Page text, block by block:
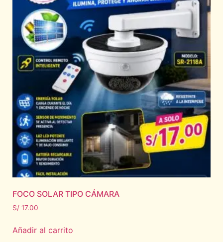
FOCO SOLAR TIPO CÁMARA
S/ 17.00
Añadir al carrito